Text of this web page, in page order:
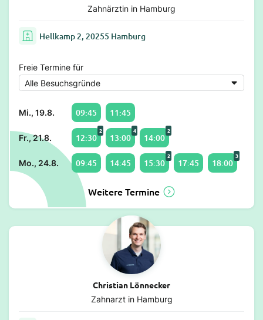
Zahnärztin in Hamburg
Hellkamp 2, 20255 Hamburg
Freie Termine für
Mi., 19.8. 09:45 11:45
Fr., 21.8. 12:30
2
13:00
4
14:00
2
Mo., 24.8. 09:45 14:45 15:30
2
17:45 18:00
3
Weitere Termine
Christian Lönnecker
Zahnarzt in Hamburg